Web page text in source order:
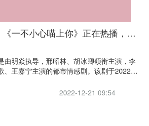
【回国加速器】《一不小心喵上你》正在热播，喜欢的朋友引力带你回国追剧
由明焱执导，邢昭林、胡冰卿领衔主演，李
、王嘉宁主演的都市情感剧。该剧于2022年
2022-12-21 09:54